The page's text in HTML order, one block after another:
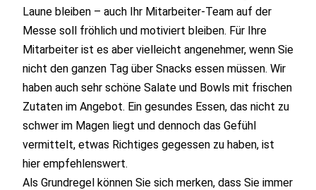
Laune bleiben – auch Ihr Mitarbeiter-Team auf der
Messe soll fröhlich und motiviert bleiben. Für Ihre
Mitarbeiter ist es aber vielleicht angenehmer, wenn Sie
nicht den ganzen Tag über Snacks essen müssen. Wir
haben auch sehr schöne Salate und Bowls mit frischen
Zutaten im Angebot. Ein gesundes Essen, das nicht zu
schwer im Magen liegt und dennoch das Gefühl
vermittelt, etwas Richtiges gegessen zu haben, ist
hier empfehlenswert.
Als Grundregel können Sie sich merken, dass Sie immer